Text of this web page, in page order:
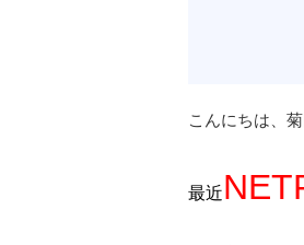
こんにちは、菊
最近